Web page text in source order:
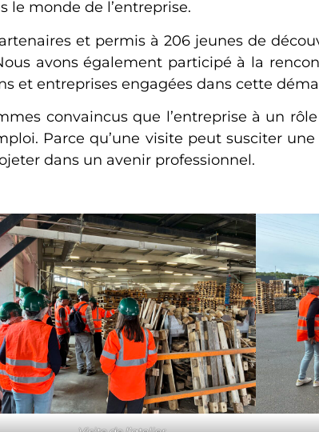
le monde de l’entreprise.
et permis à 206 jeunes de
avons également participé à la
et entreprises engagées dans cette
convaincus que l’entreprise à un
Parce qu’une visite peut susciter
dans un avenir professionnel.